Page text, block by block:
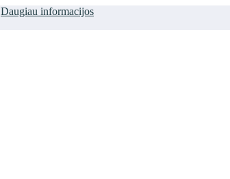
Daugiau informacijos